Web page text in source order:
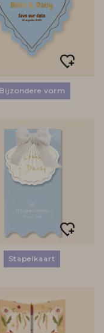
Bijzondere vorm
Stapelkaart